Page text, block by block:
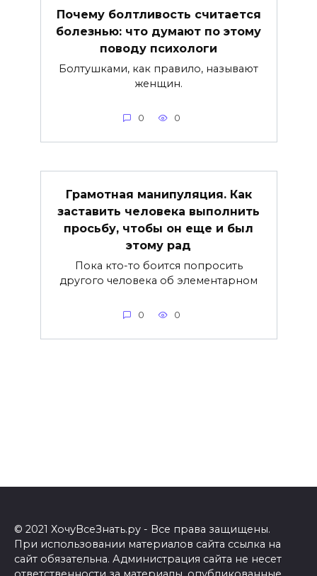
Почему болтливость считается
болезнью: что думают по этому
поводу психологи
Болтушками, как правило, называют
женщин.
0 0
Грамотная манипуляция. Как
заставить человека выполнить
просьбу, чтобы он еще и был
этому рад
Пока кто-то боится попросить
другого человека об элементарном
0 0
© 2021 ХочуВсеЗнать.ру - Все права защищены.
При использовании материалов сайта ссылка на
сайт обязательна. Администрация сайта не несет